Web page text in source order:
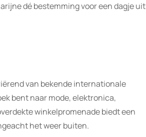
dé bestemming voor een dagje uit
van bekende internationale
bent naar mode, elektronica,
winkelpromenade biedt een
het weer buiten.